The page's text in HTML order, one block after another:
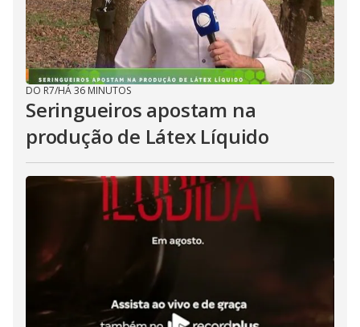
DO R7/HÁ 36 MINUTOS
Seringueiros apostam na
produção de Látex Líquido